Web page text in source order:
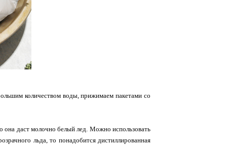
количеством воды, прижимаем пакетами со
она даст молочно белый лед. Можно использовать
льда, то понадобится дистиллированная